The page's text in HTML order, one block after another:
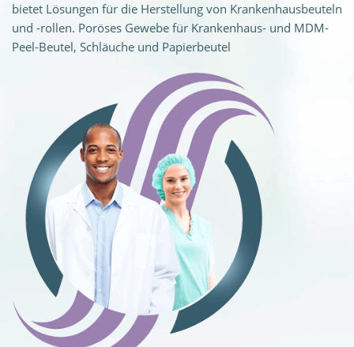
bietet Lösungen für die Herstellung von Krankenhausbeuteln
und -rollen. Poröses Gewebe für Krankenhaus- und MDM-
Peel-Beutel, Schläuche und Papierbeutel